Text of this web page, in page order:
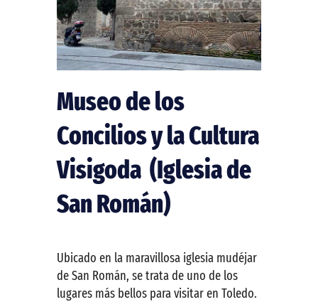
Museo de los
Concilios y la Cultura
Visigoda (Iglesia de
San Román)
Ubicado en la maravillosa iglesia mudéjar
de San Román, se trata de uno de los
lugares más bellos para visitar en Toledo.